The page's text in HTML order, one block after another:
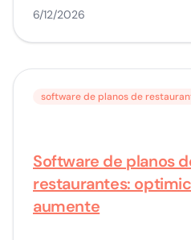
6/12/2026
software de planos de
Software de planos
restaurantes:
aumente